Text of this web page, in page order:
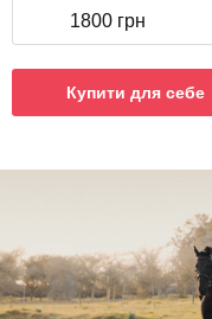
1800 грн
Купити для себе